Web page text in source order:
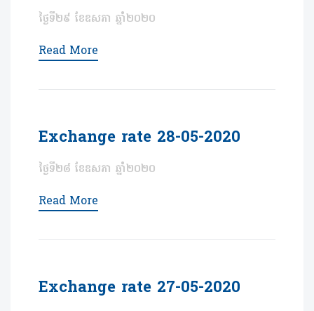
ថ្ងៃទី២៩ ខែឧសភា ឆ្នាំ២០២០
Read More
Exchange rate 28-05-2020
ថ្ងៃទី២៨ ខែឧសភា ឆ្នាំ២០២០
Read More
Exchange rate 27-05-2020